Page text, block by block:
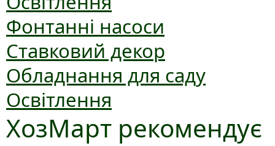
Фонтанні насоси
Ставковий декор
Обладнання для саду
Освітлення
ХозМарт рекомендує